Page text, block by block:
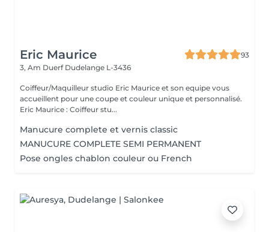
Eric Maurice
93
3, Am Duerf Dudelange L-3436
Coiffeur/Maquilleur studio Eric Maurice et son equipe vous
accueillent pour une coupe et couleur unique et personnalisé.
Eric Maurice : Coiffeur stu...
Manucure complete et vernis classic
MANUCURE COMPLETE SEMI PERMANENT
Pose ongles chablon couleur ou French